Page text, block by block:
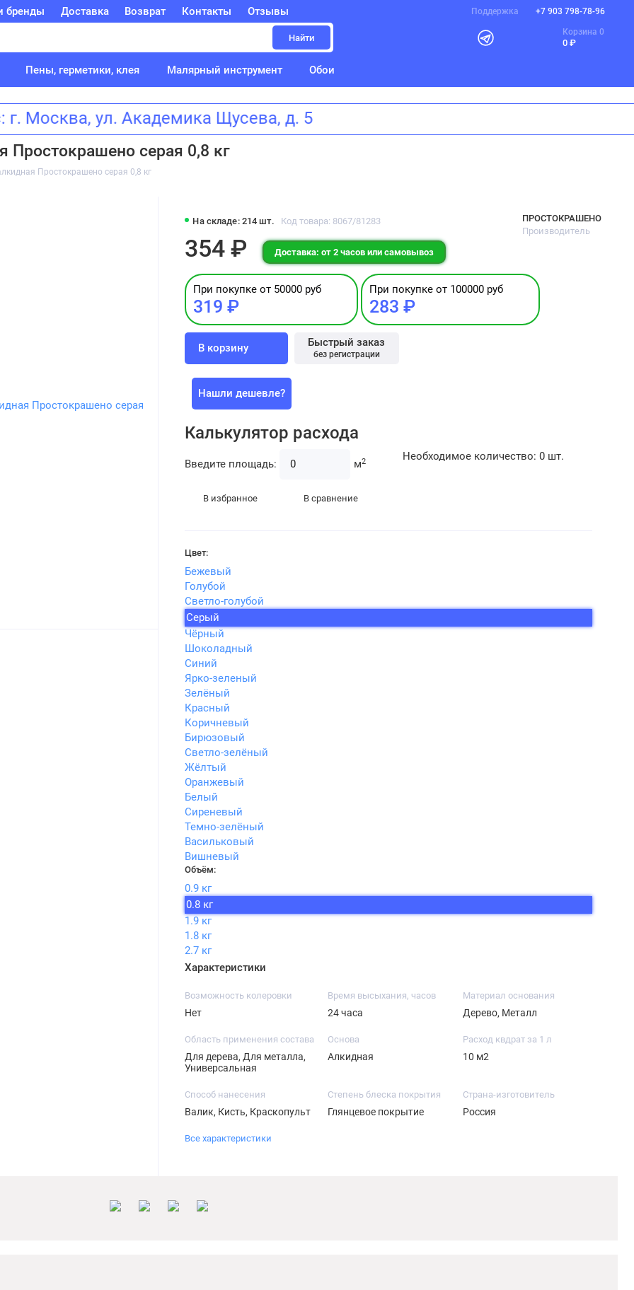
бренды Доставка Возврат Контакты Отзывы Поддержка +7 903 798-78-96
Найти
Корзина 0
0 ₽
Пены, герметики, клея Малярный инструмент Обои
Москва, ул. Академика Щусева, д. 5
Простокрашено серая 0,8 кг
Простокрашено серая 0,8 кг
На складе: 214 шт. Код товара: 8067/81283
ПРОСТОКРАШЕНО
Производитель
354 ₽ Доставка: от 2 часов или самовывоз
При покупке от 50000 руб
319 ₽
При покупке от 100000 руб
283 ₽
В корзину Быстрый заказ
без регистрации
Нашли дешевле?
Калькулятор расхода
Введите площадь: м2 Необходимое количество: 0шт.
В избранное В сравнение
Цвет:
Бежевый
Голубой
Светло-голубой
Серый
Чёрный
Шоколадный
Синий
Ярко-зеленый
Зелёный
Красный
Коричневый
Бирюзовый
Светло-зелёный
Жёлтый
Оранжевый
Белый
Сиреневый
Темно-зелёный
Васильковый
Вишневый
Объём:
0.9 кг
0.8 кг
1.9 кг
1.8 кг
2.7 кг
Характеристики
Возможность колеровки
Нет
Время высыхания, часов
24 часа
Материал основания
Дерево, Металл
Область применения состава
Для дерева, Для металла,
Универсальная
Основа
Алкидная
Расход квдрат за 1 л
10 м2
Способ нанесения
Валик, Кисть, Краскопульт
Степень блеска покрытия
Глянцевое покрытие
Страна-изготовитель
Россия
Все характеристики